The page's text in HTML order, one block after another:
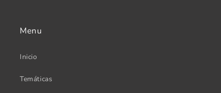
Menu
Inicio
Temáticas